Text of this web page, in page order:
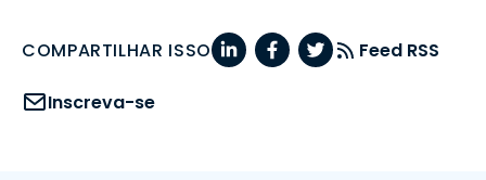
COMPARTILHAR ISSO Feed RSS
Inscreva-se